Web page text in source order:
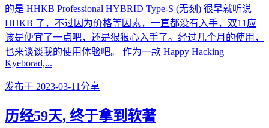
的是 HHKB Professional HYBRID Type-S (无刻) 很早就听说
HHKB 了，不过因为价格等因素，一直都没有入手，双11应
该是便宜了一点吧，还是狠狠心入手了。经过几个月的使用，
也来谈谈我的使用体验吧。 作为一款 Happy Hacking
Kyeborad,...
发布于 2023-03-11 分享
历经59天, 终于拿到软著